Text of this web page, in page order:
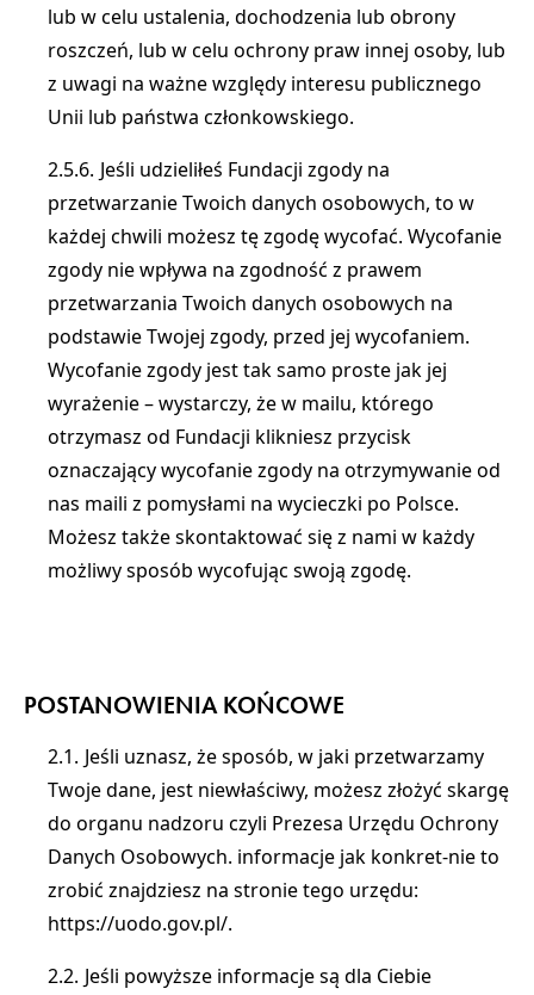
lub w celu ustalenia, dochodzenia lub obrony
roszczeń, lub w celu ochrony praw innej osoby, lub
z uwagi na ważne względy interesu publicznego
Unii lub państwa członkowskiego.
Jeśli udzieliłeś Fundacji zgody na
przetwarzanie Twoich danych osobowych, to w
każdej chwili możesz tę zgodę wycofać. Wycofanie
zgody nie wpływa na zgodność z prawem
przetwarzania Twoich danych osobowych na
podstawie Twojej zgody, przed jej wycofaniem.
Wycofanie zgody jest tak samo proste jak jej
wyrażenie – wystarczy, że w mailu, którego
otrzymasz od Fundacji klikniesz przycisk
oznaczający wycofanie zgody na otrzymywanie od
nas maili z pomysłami na wycieczki po Polsce.
Możesz także skontaktować się z nami w każdy
możliwy sposób wycofując swoją zgodę.
POSTANOWIENIA KOŃCOWE
Jeśli uznasz, że sposób, w jaki przetwarzamy
Twoje dane, jest niewłaściwy, możesz złożyć skargę
do organu nadzoru czyli Prezesa Urzędu Ochrony
Danych Osobowych. informacje jak konkret-nie to
zrobić znajdziesz na stronie tego urzędu:
https://uodo.gov.pl/.
Jeśli powyższe informacje są dla Ciebie